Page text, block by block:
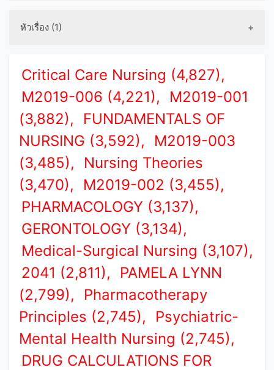
หัวเรื่อง (1)
Critical Care Nursing (4,827),
M2019-006 (4,221),
M2019-001
(3,882),
FUNDAMENTALS OF
NURSING (3,592),
M2019-003
(3,485),
Nursing Theories
(3,470),
M2019-002 (3,455),
PHARMACOLOGY (3,137),
GERONTOLOGY (3,134),
Medical-Surgical Nursing (3,107),
2041 (2,811),
PAMELA LYNN
(2,799),
Pharmacotherapy
Principles (2,745),
Psychiatric-
Mental Health Nursing (2,745),
DRUG CALCULATIONS FOR